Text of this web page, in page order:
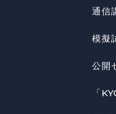
通信
模擬
公開
「